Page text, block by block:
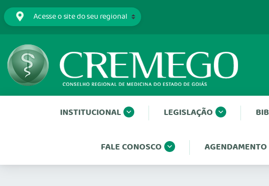
INSTITUCIONAL LEGISLAÇÃO
FALE CONOSCO